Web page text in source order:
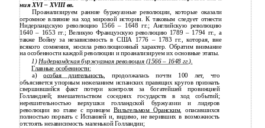
ния XVI – XVIII вв.
Проанализируем ранние буржуазные революции, которые оказали
огромное влияние на ход мировой истории. К таковым следует отнести
Нидерландскую революцию 1566 – 1648 гг.; Английскую революцию
1640 – 1653 гг.; Великую Французскую революцию 1789 – 1794 гг., а
также Войну за независимость в США 1776 – 1783 гг., которая, вне
всякого сомнения, носила революционный характер. Обратим внимание
на особенности каждой революции и проанализируем их основные этапы.
1)Нидерландская буржуазная революция (1566 – 1648 гг.).
Главные особенности:
а)особая длительность, продолжалась почти 100 лет, что
объясняется упорным нежеланием испанских правящих кругов признать
свершившийся факт потери контроля за богатейшей провинцией
Голландией; вмешательством соседних государств в ход событий;
нерешительностью верхушки голландской буржуазии и лидеров
революции во главе с принцем Вильгельмом Оранским, опасавшихся
полностью порвать с Испанией и, видимо, не веривших в возможность
отстоять независимость маленькой Голландии;